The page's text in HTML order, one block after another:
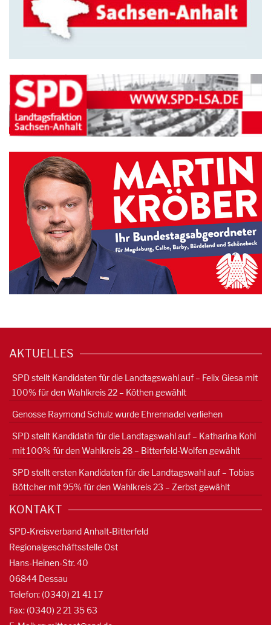
AKTUELLES
SPD stellt Kandidaten für die Landtagswahl auf – Felix Giesa mit
100% für den Wahlkreis 22 – Köthen gewählt
Genosse Raymond Schulz wurde Ehrennadel verliehen
SPD stellt Kandidatin für die Landtagswahl auf – Katharina Kohl
mit 100% für den Wahlkreis 28 – Bitterfeld-Wolfen gewählt
SPD stellt ersten Kandidaten für die Landtagswahl auf – Tobias
Böttcher mit 95% für den Wahlkreis 23 – Zerbst gewählt
KONTAKT
SPD-Kreisverband Anhalt-Bitterfeld
Regionalgeschäftsstelle Ost
Hans-Heinen-Str. 40
06844 Dessau
Telefon: (0340) 21 41 17
Fax: (0340) 2 21 35 63